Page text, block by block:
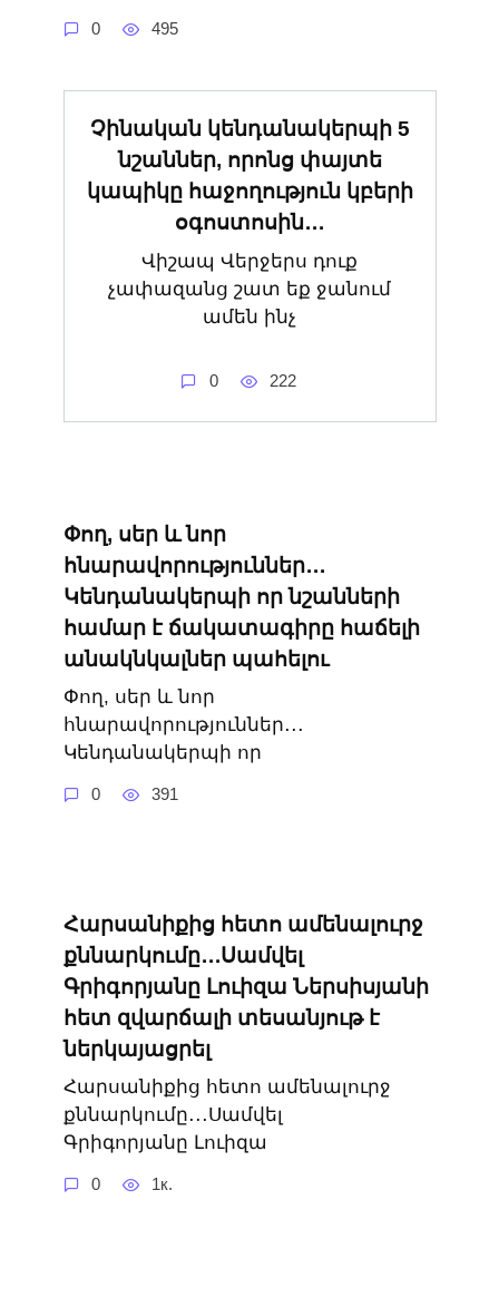
0 495
Չինական կենդանակերպի 5
նշաններ, որոնց փայտե
կապիկը հաջողություն կբերի
օգոստոսին․․․
Վիշապ Վերջերս դուք
չափազանց շատ եք ջանում
ամեն ինչ
0 222
Փող, սեր և նոր
հնարավորություններ․․․
Կենդանակերպի որ նշանների
համար է ճակատագիրը հաճելի
անակնկալներ պահելու
Փող, սեր և նոր
հնարավորություններ․․․
Կենդանակերպի որ
0 391
Հարսանիքից հետո ամենալուրջ
քննարկումը․․․Սամվել
Գրիգորյանը Լուիզա Ներսիսյանի
հետ զվարճալի տեսանյութ է
ներկայացրել
Հարսանիքից հետո ամենալուրջ
քննարկումը․․․Սամվել
Գրիգորյանը Լուիզա
0 1к.